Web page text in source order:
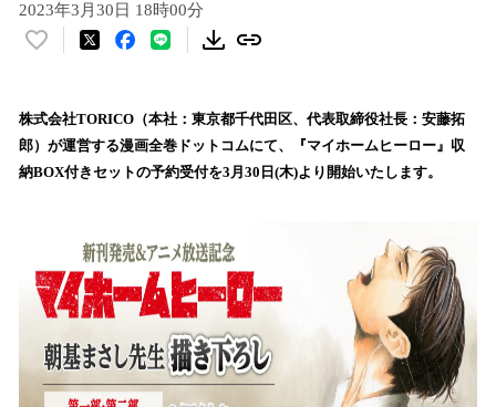
2023年3月30日 18時00分
い
！
数
を
中
で
株式会社TORICO（本社：東京都千代田区、代表取締役社長：安藤拓
郎）が運営する漫画全巻ドットコムにて、『マイホームヒーロー』収
納BOX付きセットの予約受付を3月30日(木)より開始いたします。